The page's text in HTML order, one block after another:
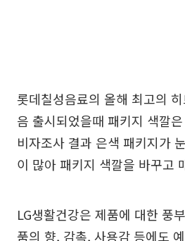
롯데칠성음료의 올해 최고의
음 출시되었을때 패키지 색깔
비자조사 결과 은색 패키지가
이 많아 패키지 색깔을 바꾸고
LG생활건강은 제품에 대한 풍
품의 향, 감촉, 사용감 등에도